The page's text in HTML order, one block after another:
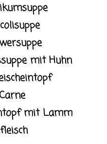
mit Huhn
mit Lamm